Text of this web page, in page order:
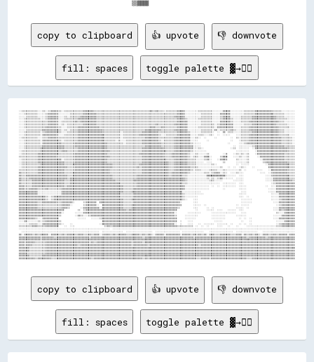
copy to clipboard 👍 upvote 👎 downvote
fill: spaces toggle palette ▓→✊🏽
░░▒▒▒▒▒▒▒▒▒▒▒▒░░░░▒▒░░▒▒▓▓▓▓▒▒▒▒░░▒▒▒▒▒▒▒▒▒▒▒▒▒▒▓▓▓▓▓▓▓▓▒▒▒▒▒▒▒▒▒▒▒▒▒▒▒▒▒▒▒▒▒▒▒▒▒▒▒▒▒▒▒▒▒▒▒▒▒▒▒▒▒▒▓▓▒▒▓▓▒▒▒▒░░▒▒▒▒▒▒▒▒▓▓▓▓▓▓░░░░░░░░░░▒▒▒▒▒▒▒▒▒▒░░░░░░░░▓▓▓▓▓▓░░░░░░░░░░▒▒▒▒▒▒▒▒▓▓▓▓▓▓▓▓▓▓▓▓▒▒▒▒▒▒▒▒░░░░░░░░░░
░░░░▒▒▒▒▒▒▒▒▒▒░░░░░░▒▒▓▓▓▓▓▓▒▒░░░░░░░░▒▒▒▒▒▒▒▒▒▒▓▓▓▓▓▓▓▓▓▓▒▒▒▒▒▒▒▒▒▒▒▒▒▒▒▒▒▒▒▒▒▒▒▒▒▒▒▒▒▒▒▒▒▒▒▒▒▒▒▒▒▒▒▒▒▒▒▒▒▒▒▒▒▒▒▒▒▒▒▒▓▓▓▓▓▓░░░░░░░░░░░░▒▒▒▒▒▒▒▒░░░░░░▓▓▓▓▓▓▓▓░░░░░░░░░░▒▒▒▒▒▒▒▒▓▓▓▓▓▓▓▓▓▓▓▓▓▓▒▒▒▒▒▒▒▒░░░░░░░░
░░░░░░▒▒▒▒▒▒▒▒░░░░░░▒▒▓▓▓▓▓▓▒▒░░░░▒▒░░▒▒▒▒▒▒▒▒▓▓▓▓▓▓▓▓▓▓▓▓▒▒▒▒▒▒▒▒▒▒▒▒▒▒▒▒▒▒▒▒▒▒▒▒▒▒▒▒▒▒▒▒▒▒▒▒▒▒▒▒▒▒▒▒▒▒▒▒▒▒▒▒▒▒▒▒▒▒▓▓▓▓▓▓▓▓░░░░░░░░░░░░▒▒▒▒▒▒▒▒░░░░░░▒▒▓▓▓▓▓▓░░░░░░░░▒▒▒▒▒▒▒▒▓▓▓▓▓▓▓▓▓▓▓▓▓▓▓▓▓▓▒▒▒▒▒▒░░░░░░░░
░░░░▒▒▒▒▒▒▒▒▒▒▒▒░░░░▒▒▓▓▓▓▓▓▒▒░░░░▒▒▒▒▒▒▒▒▒▒▓▓▓▓▓▓▓▓▓▓▓▓▓▓▒▒▒▒▒▒▒▒▒▒▒▒▒▒▒▒▒▒▒▒▒▒▒▒▒▒▒▒▒▒▒▒▒▒▒▒▒▒▒▒▒▒▒▒▒▒▒▒▒▒▒▒▒▒▒▒▒▒▒▒▓▓▓▓▓▓▒▒░░░░░░░░▒▒▒▒▒▒▒▒▒▒░░░░░░▒▒▓▓▓▓▓▓▒▒░░░░░░▒▒▒▒▒▒▒▒▓▓▓▓▓▓▓▓▓▓▓▓▓▓▓▓▓▓▒▒▒▒▒▒▒▒░░░░░░
░░░░▒▒▒▒▒▒▒▒▒▒▒▒▒▒▒▒▒▒▓▓▓▓▓▓▒▒░░▒▒▒▒▒▒▒▒▒▒▓▓▒▒▓▓▓▓▓▓▓▓▓▓▓▓▒▒▒▒▒▒▒▒▒▒▒▒▒▒▒▒▒▒▒▒▒▒▒▒▒▒▒▒▒▒▒▒▒▒▒▒▒▒▒▒▒▒▒▒▒▒▒▒▒▒▒▒▒▒▒▒▒▒▒▒▓▓▓▓▓▓▓▓░░░░░░░░░░▒▒▒▒▒▒▒▒░░░░░░▓▓▓▓▓▓▓▓▒▒░░░░░░▒▒▒▒▒▒▓▓▓▓▓▓▓▓▓▓▓▓▓▓▓▓▓▓▓▓▓▓▒▒▒▒░░░░░░░░
░░░░▒▒▒▒▒▒▒▒▒▒▒▒▒▒▒▒▒▒▓▓▓▓▓▓▒▒░░▒▒░░▒▒▒▒▒▒▒▒▒▒▒▒▓▓▓▓▓▓▓▓▓▓▒▒▒▒▒▒▒▒▒▒▒▒▒▒▒▒▒▒▒▒▒▒▒▒▒▒▒▒▒▒▒▒▒▒▒▒▒▒▒▒▒▒▒▒▓▓▒▒▒▒▒▒▒▒▒▒▒▒▓▓▓▓▓▓▓▓▓▓░░░░░░░░░░▒▒▒▒▒▒▒▒▒▒░░▒▒▓▓▓▓▓▓▓▓▓▓░░░░░░░░▒▒▒▒▒▒▓▓▓▓▓▓▓▓▓▓▓▓▓▓▓▓▓▓▒▒▒▒▒▒▒▒░░░░░░
░░░░▒▒▒▒▒▒▒▒▒▒▒▒▒▒▒▒▓▓▓▓▓▓▓▓▒▒▒▒░░░░▒▒▒▒▒▒▒▒▓▓▓▓▓▓▓▓▓▓▓▓▓▓▓▓▒▒▒▒▒▒▒▒▒▒▒▒▒▒▒▒▒▒▒▒▒▒▒▒▒▒▒▒▒▒▒▒▒▒▒▒▒▒▓▓▓▓▒▒▒▒▓▓▒▒▒▒▒▒▒▒▒▒▓▓▓▓▓▓▓▓░░░░░░░░▒▒▒▒▒▒▒▒▒▒▒▒░░▓▓▓▓▓▓▓▓▓▓▓▓░░░░░░▒▒▒▒▒▒▓▓▓▓▓▓▓▓▓▓▓▓▓▓▓▓▓▓▓▓▓▓▒▒▒▒▒▒▒▒░░░░
░░░░░░▒▒▒▒▒▒▒▒▒▒▒▒▓▓▓▓▓▓▓▓▓▓▓▓▒▒░░▒▒░░▒▒▒▒▒▒▓▓▓▓▓▓▓▓▓▓▓▓▓▓▓▓▓▓▒▒▒▒▒▒▒▒▒▒▒▒▒▒▒▒▒▒▒▒▒▒▒▒▒▒▒▒▒▒▒▒▓▓▓▓▓▓▓▓▓▓▓▓▒▒▒▒▒▒▒▒▒▒▓▓▓▓▓▓▓▓▓▓░░░░░░░░░░▒▒▒▒▒▒▒▒░░▓▓░░▒▒▒▒▒▒▒▒▓▓▒▒░░░░▒▒▒▒▒▒▓▓▓▓▓▓▓▓▓▓▓▓▓▓▓▓▓▓▓▓▓▓▒▒▒▒░░░░░░░░
░░░░▒▒▒▒▒▒▒▒▒▒▒▒░░▒▒▓▓▓▓▓▓▓▓▓▓▒▒░░░░▒▒▒▒▒▒▒▒▓▓▓▓▓▓▓▓▓▓▓▓▓▓▓▓▓▓▒▒▒▒▒▒▒▒▒▒▒▒▒▒░░▒▒▒▒▒▒▒▒▒▒▒▒▒▒▓▓▓▓▓▓▓▓▓▓▓▓▒▒▒▒▒▒▒▒▒▒▒▒▒▒▓▓▓▓▓▓▓▓▒▒░░░░░░░░▒▒▒▒▒▒▒▒░░  ░░  ▓▓  ▒▒▒▒░░░░░░▒▒▒▒▒▒▒▒▓▓▓▓▓▓▓▓▓▓▓▓▓▓▓▓▓▓▓▓▒▒▒▒░░░░░░░░
░░░░▒▒▒▒▒▒▒▒▒▒▒▒░░▓▓▓▓▓▓▓▓▓▓▒▒░░░░▒▒▒▒▒▒▒▒▒▒▓▓▓▓▓▓▓▓▓▓▓▓▓▓▓▓▓▓▓▓▒▒▒▒▒▒▒▒▒▒▒▒░░▒▒▒▒▒▒▒▒▒▒▒▒▓▓▓▓▓▓▓▓▓▓▓▓▓▓▒▒░░░░▒▒▒▒▒▒▒▒▓▓▓▓▓▓▓▓▓▓░░░░░░▒▒▒▒░░░░▒▒░░  ░░  ░░░░░░    ░░░░▒▒▒▒▒▒▓▓▓▓▓▓▓▓▓▓▓▓▓▓▓▓▓▓▓▓▓▓▒▒▒▒▒▒▒▒░░░░
░░▒▒▒▒▒▒▒▒▒▒▒▒░░░░▒▒▒▒▓▓▓▓▓▓▒▒▒▒▒▒▒▒▒▒▒▒▒▒▒▒▓▓▓▓▓▓▓▓▓▓▓▓▓▓▓▓▓▓▓▓▒▒▒▒▒▒▒▒▒▒▒▒░░▒▒▒▒▒▒▒▒▒▒▒▒▒▒▒▒▓▓▓▓▓▓▓▓▓▓▒▒▒▒▒▒▒▒▒▒▒▒▓▓▓▓▓▓▓▓▓▓▓▓░░░░▒▒░░  ░░      ░░          ░░  ▒▒░░▒▒▒▒▒▒▓▓▓▓▓▓▓▓▓▓▓▓▓▓▓▓▓▓▓▓▓▓▓▓▒▒▒▒▒▒▒▒░░
░░░░▒▒▒▒▒▒▒▒▒▒▒▒░░▓▓▓▓▓▓▓▓▓▓▓▓▒▒░░▒▒▒▒▒▒▒▒▒▒▓▓▓▓▓▓▓▓▓▓▓▓▓▓▓▓▓▓▓▓▒▒▒▒▒▒▒▒░░▒▒░░░░▒▒▒▒▒▒▒▒▒▒▒▒▓▓▓▓▓▓▓▓▓▓▓▓▒▒░░▒▒▒▒▒▒▒▒▓▓▓▓▓▓▓▓▓▓▓▓░░░░░░      ░░                ░░    ░░▒▒▒▒▒▒▓▓▓▓▓▓▓▓▓▓▓▓▓▓▓▓▓▓▓▓▓▓▓▓▒▒▒▒▒▒▒▒░░
░░░░▒▒▒▒▒▒▒▒▒▒▒▒░░▓▓▓▓▓▓▓▓▓▓▓▓▓▓▒▒▒▒▒▒▒▒▒▒▓▓▓▓▓▓▓▓▓▓▓▓▓▓▓▓▓▓▓▓▓▓▓▓▒▒▒▒▒▒▒▒▒▒▒▒░░▒▒▒▒▒▒▒▒▒▒▒▒▓▓▓▓▓▓▓▓▓▓▓▓▓▓▒▒▒▒▒▒▒▒▒▒▓▓▓▓▓▓▓▓▓▓▓▓▒▒░░░░░░                    ░░      ░░░░▒▒▓▓▓▓▓▓▓▓▓▓▓▓▓▓▓▓▓▓▓▓▓▓▓▓▓▓▒▒▒▒▒▒▒▒░░
░░░░▒▒▒▒▒▒▒▒▒▒▒▒▒▒▓▓▓▓▓▓▓▓▓▓▓▓▓▓▓▓▒▒▒▒▒▒▒▒▓▓▓▓▓▓▓▓▓▓▓▓▓▓▓▓▓▓▓▓▓▓▓▓▒▒▒▒▒▒▒▒▒▒▒▒▒▒▒▒▒▒▒▒▒▒▒▒▒▒▒▒▓▓▓▓▓▓▓▓▓▓▓▓▒▒▒▒▒▒▒▒▒▒▓▓▓▓▓▓▓▓▓▓▓▓▓▓░░░░░░                        ░░  ░░░░░░░░░░▒▒▓▓▓▓▓▓▓▓▓▓▓▓▓▓▓▓▓▓▓▓▓▓▒▒▒▒▒▒▒▒
░░░░▒▒▒▒▒▒▒▒▒▒▒▒▓▓▓▓▓▓▓▓▓▓▓▓▓▓▓▓▓▓▒▒▒▒▒▒▒▒▒▒▓▓▓▓▓▓▓▓▓▓▓▓▓▓▓▓▓▓▓▓▓▓▒▒▒▒▒▒▒▒▒▒▒▒▒▒▒▒▒▒▒▒▒▒▒▒▒▒▓▓▓▓▓▓▓▓▓▓▓▓▓▓▓▓▒▒▒▒▒▒▒▒▓▓▓▓▓▓▓▓▓▓▓▓▓▓░░░░▒▒░░                    ░░▒▒  ░░░░░░░░  ░░▓▓▓▓▓▓▓▓▓▓▓▓▓▓▓▓▓▓▓▓▓▓▓▓▒▒▒▒▒▒
░░▒▒▒▒▒▒▒▒▒▒▒▒▒▒▓▓▓▓▓▓▓▓▓▓▓▓▓▓▒▒▓▓▓▓▒▒▒▒▒▒▒▒▓▓▓▓▓▓▓▓▓▓▓▓▓▓▓▓▓▓▓▓▓▓▓▓▒▒▒▒▒▒▒▒▒▒▒▒▒▒▒▒▒▒▒▒▒▒▒▒▓▓▓▓▓▓▓▓▓▓▓▓▓▓▓▓▓▓▒▒▒▒▒▒▓▓▓▓▓▓▓▓▓▓▓▓▒▒░░░░░░░░░░                      ░░░░░░░░░░    ░░▓▓▓▓▓▓▓▓▓▓▓▓▓▓▓▓▓▓▓▓▓▓▒▒▒▒▒▒
░░▒▒▒▒▒▒▒▒▒▒▒▒▓▓▓▓▓▓▓▓▓▓▓▓▓▓▓▓▒▒▒▒▒▒▒▒▒▒▒▒▓▓▓▓▓▓▓▓▓▓▓▓▓▓▓▓▓▓▓▓▓▓▓▓▒▒▒▒▒▒▒▒▒▒▒▒▒▒▒▒▒▒▒▒▒▒▒▒▓▓▓▓▓▓▓▓▓▓▓▓▓▓▓▓▓▓▒▒▒▒▒▒▓▓▓▓▓▓▓▓▓▓▓▓▒▒░░░░▒▒░░░░░░▒▒          ░░▒▒    ░░▒▒░░▒▒░░▒▒    ░░▓▓▓▓▓▓▓▓▓▓▓▓▓▓▓▓▓▓▓▓▒▒▒▒▒▒▒▒
▒▒▒▒▒▒▒▒▒▒▒▒▒▒▓▓▓▓▓▓▓▓▓▓▓▓▓▓▒▒▒▒▒▒▒▒▒▒▒▒▒▒▓▓▓▓▓▓▓▓▓▓▓▓▓▓▓▓▓▓▓▓▓▓▓▓▓▓▒▒▒▒▒▒▒▒▒▒▒▒▒▒▒▒▒▒▒▒▒▒▒▒▓▓▓▓▓▓▓▓▓▓▓▓▓▓▓▓▒▒▒▒▒▒▓▓▓▓▓▓▓▓▓▓▓▓▒▒░░▒▒▒▒░░░░▓▓██░░      ▒▒██▓▓    ░░░░▒▒░░░░▒▒      ░░▓▓▓▓▓▓▓▓▓▓▓▓▓▓▓▓▓▓▒▒▒▒▒▒▒▒
░░▒▒▒▒▒▒▒▒▒▒▒▒▓▓▓▓▓▓▓▓▓▓▓▓▓▓▓▓▓▓░░▒▒▒▒▒▒▒▒▓▓▓▓▓▓▓▓▓▓▓▓▓▓▓▓▓▓▓▓▓▓▓▓▒▒▒▒▒▒▒▒▒▒▒▒▒▒▒▒▒▒▒▒▒▒▒▒▒▒▓▓▓▓▓▓▓▓▓▓▓▓▓▓▓▓▓▓▒▒▒▒▒▒▓▓▓▓▓▓▓▓▓▓▒▒▒▒▒▒░░░░░░▒▒▓▓░░    ░░▓▓██▒▒      ▒▒░░░░░░▒▒        ░░▓▓▓▓▓▓▓▓▓▓▓▓▓▓▓▓▒▒▒▒▒▒▒▒
░░▒▒▒▒▒▒▒▒▒▒▒▒▓▓▓▓▓▓▓▓▓▓▓▓▓▓▓▓▓▓▓▓▒▒▒▒▒▒▒▒▓▓▓▓▓▓▓▓▓▓▓▓▓▓▓▓▓▓▓▓▓▓▓▓▒▒▒▒▒▒▒▒▒▒▒▒▒▒▒▒▒▒▒▒▒▒▒▒▒▒▓▓▓▓▓▓▓▓▓▓▓▓▓▓▓▓▓▓▓▓▒▒▒▒▓▓▓▓▓▓▓▓▓▓▒▒▒▒▒▒░░░░░░  ░░░░        ▒▒        ░░░░░░░░▒▒          ▒▒▓▓▓▓▓▓▓▓▓▓▓▓▓▓▓▓▒▒▒▒▒▒
░░▒▒▒▒▒▒▒▒▒▒▒▒▒▒▓▓▓▓▓▓▓▓▓▓▓▓▓▓▓▓▓▓▒▒▒▒▒▒▓▓▓▓▓▓▓▓▓▓▓▓▓▓▓▓▓▓▓▓▓▓▓▓▓▓▓▓▓▓▒▒▒▒▒▒▒▒▒▒▒▒▒▒▒▒▒▒▒▒▓▓▓▓▓▓▓▓▓▓▓▓▓▓▓▓▓▓▓▓▓▓▒▒▒▒▓▓▓▓▓▓▓▓▓▓▒▒▒▒▒▒░░░░░░░░░░░░▒▒░░              ░░  ░░░░░░            ░░▓▓▓▓▓▓▓▓▓▓▓▓▓▓▓▓▒▒▒▒
░░▒▒▒▒▒▒▒▒▒▒▒▒▓▓▓▓▓▓▓▓▓▓▓▓▓▓▓▓▓▓▓▓▓▓▒▒▒▒▒▒▓▓▓▓▓▓▓▓▓▓▓▓▓▓▓▓▓▓▓▓▓▓▓▓▓▓▓▓▒▒▒▒▒▒▒▒▒▒▒▒▒▒▒▒▒▒▓▓▒▒▓▓▓▓▓▓▓▓▓▓▓▓▓▓▓▓▓▓▓▓▒▒▒▒▓▓▓▓▓▓▓▓▓▓▓▓▒▒▒▒▒▒░░░░░░░░░░░░░░░░▒▒    ░░  ░░  ░░▒▒░░    ░░          ▓▓▓▓▓▓▓▓▓▓▓▓▓▓▓▓▒▒▒▒
▒▒▒▒▒▒▒▒▒▒▒▒▒▒▓▓▓▓▓▓▓▓▓▓▓▓▓▓▓▓▓▓▓▓▒▒▒▒▒▒▒▒▓▓▓▓▓▓▓▓▓▓▓▓▓▓▓▓▓▓▓▓▓▓▓▓▓▓▒▒▒▒▒▒▒▒▒▒▒▒▒▒▒▒▒▒▒▒▒▒▒▒▓▓▓▓▓▓▓▓▓▓▓▓▓▓▓▓▓▓▓▓▒▒▒▒▓▓▓▓▓▓▓▓▓▓▓▓▒▒░░▒▒▒▒░░░░░░▒▒▒▒▒▒░░░░▒▒░░░░░░░░░░▒▒  ░░        ░░░░    ░░▓▓▓▓▓▓▓▓▓▓▓▓▒▒▒▒▒▒
▓▓▒▒▒▒▒▒▒▒▒▒▒▒▓▓▓▓▓▓▓▓▓▓▓▓▓▓▓▓▓▓▓▓▒▒▒▒▒▒▓▓▓▓▓▓▓▓▓▓▓▓▓▓▓▓▓▓▓▓▓▓▓▓▓▓▓▓▒▒▒▒▒▒▒▒▒▒▒▒▒▒▒▒▒▒▒▒▒▒▒▒▓▓▓▓▓▓▓▓▓▓▓▓▓▓▓▓▓▓▓▓▒▒▓▓▓▓▓▓▓▓▓▓▓▓▒▒░░░░░░░░░░▒▒▒▒░░▒▒▓▓▓▓░░▒▒░░  ░░░░▒▒░░░░            ░░░░  ░░▒▒▓▓▓▓▓▓▓▓▓▓▒▒▒▒▒▒
▓▓▒▒▒▒▓▓▓▓▓▓▓▓▓▓▓▓▓▓▓▓▓▓▓▓▓▓▓▓▓▓▓▓▓▓▒▒▒▒▓▓▓▓▓▓▓▓▓▓▓▓▓▓▓▓▓▓▓▓▓▓▓▓▓▓▓▓▓▓▒▒▒▒▒▒▒▒▒▒▒▒▒▒▒▒▒▒▓▓▓▓▓▓▓▓▓▓▓▓▓▓▓▓▓▓▓▓▓▓▓▓▒▒▓▓▓▓▓▓▓▓▒▒▒▒░░░░░░░░░░░░░░██████████████░░░░░░░░  ░░░░                ░░░░▒▒▓▓▓▓▓▓▓▓▓▓▓▓▒▒▒▒
▓▓▒▒▒▒▒▒▓▓▓▓▓▓▓▓▓▓▓▓▓▓▓▓▓▓▓▓▓▓▓▓▓▓▓▓▒▒▓▓▓▓▓▓▓▓▓▓▓▓▓▓▓▓▓▓▓▓▓▓▓▓▓▓▓▓▓▓▓▓▒▒▒▒▒▒▒▒▒▒▒▒▒▒▒▒▒▒▓▓▓▓▓▓▓▓▓▓▓▓▓▓▓▓▓▓▓▓▓▓▓▓▓▓▓▓▓▓▓▓▓▓▓▓▒▒░░░░░░░░░░░░░░▒▒░░▒▒░░▒▒▓▓░░░░░░░░  ░░░░░░                ░░░░░░▓▓▓▓▓▓▓▓▓▓▓▓▒▒▒▒
▓▓▒▒▒▒▒▒▒▒▓▓▓▓▓▓▓▓▓▓▓▓▓▓▓▓▓▓▓▓▓▓▓▓▒▒▒▒▓▓▓▓▓▓▓▓▓▓▓▓▓▓▓▓▓▓▓▓▓▓▓▓▓▓▓▓▓▓▓▓▓▓▒▒▒▒▒▒▒▒▒▒▒▒▒▒▓▓▓▓▓▓▓▓▓▓▓▓▓▓▓▓▓▓▓▓▓▓▓▓▓▓▓▓▓▓▓▓▓▓▓▓▓▓▒▒░░░░░░░░░░░░░░░░▒▒▒▒░░░░░░        ░░░░░░░░                ░░░░░░▓▓▓▓▓▓▓▓▓▓▓▓▓▓▒▒
▓▓▒▒▒▒▒▒▒▒▓▓▓▓▓▓▓▓▓▓▓▓▓▓▓▓▓▓▓▓▓▓▓▓▒▒▒▒▓▓▓▓▓▓▓▓▓▓▓▓▓▓▓▓▓▓▓▓▓▓▓▓▓▓▓▓▓▓▓▓▓▓▓▓▓▓▒▒▒▒▒▒▒▒▒▒▒▒▓▓▓▓▓▓▓▓▓▓▓▓▓▓▓▓▓▓▓▓▓▓▓▓▓▓▓▓▓▓▓▓▓▓▒▒▒▒░░░░░░░░░░░░░░░░░░░░░░░░  ░░░░░░░░░░  ░░░░                    ░░▒▒▓▓▓▓▓▓▓▓▓▓▓▓▓▓
▓▓▓▓▒▒▒▒▒▒▓▓▓▓▓▓▓▓▓▓▓▓▓▓▓▓▓▓▓▓▓▓▓▓▒▒▓▓▓▓▓▓▓▓▓▓▓▓▓▓▓▓▓▓▓▓▓▓▓▓▓▓▓▓▓▓▓▓▓▓▓▓▓▓▓▓▓▓▒▒▒▒▒▒▒▒▒▒▓▓▓▓▓▓▓▓▓▓▓▓▓▓▓▓▓▓▓▓▓▓▓▓▓▓▓▓▓▓▓▓▓▓▓▓░░░░░░░░░░░░░░░░░░  ░░  ░░  ░░░░░░░░░░  ░░░░░░              ░░  ░░░░▓▓▓▓▓▓▓▓▓▓▓▓▓▓
▓▓▓▓▒▒▒▒▓▓▓▓▓▓▒▒▒▒▒▒▓▓▒▒▒▒▒▒▒▒▒▒▓▓▓▓▓▓▓▓▓▓▓▓▓▓▓▓▓▓▓▓▓▓▓▓▓▓▓▓▓▓▓▓▓▓▓▓▓▓▓▓▓▓▓▓▓▓▒▒▒▒▒▒▒▒▓▓▓▓▓▓▓▓▓▓▓▓▓▓▓▓▓▓▓▓▓▓▓▓▓▓▓▓▓▓▓▓▓▓▓▓▓▓░░░░░░░░░░░░░░░░░░          ░░          ░░░░░░                ░░░░░░▓▓▓▓▓▓▓▓▓▓▓▓▓▓
▓▓▓▓▓▓▓▓▓▓▓▓▓▓░░░░░░░░░░░░░░░░░░▓▓▓▓▓▓▓▓▓▓▓▓▓▓▓▓▓▓▓▓▓▓▓▓▓▓▓▓▓▓▓▓▓▓▓▓▓▓▓▓▓▓▓▓▓▓▒▒▒▒▒▒▓▓▓▓▓▓▓▓▓▓▓▓▓▓▓▓▓▓▓▓▓▓▓▓▓▓▓▓▓▓▓▓▓▓▓▓▓▓░░░░░░░░░░░░░░                              ░░░░                ░░░░░░▓▓▓▓▓▓▓▓▓▓▓▓▓▓
▓▓▓▓▓▓▓▓▓▓▓▓▓▓░░░░░░░░░░░░░░░░░░▓▓▓▓▓▓▓▓▓▓▓▓▓▓▓▓▓▓▓▓▓▓▓▓▓▓▓▓▓▓▓▓▓▓▓▓▓▓▓▓▓▓▓▓▒▒▒▒▒▒▒▒▒▒▓▓▓▓▓▓▓▓▓▓▓▓▓▓▓▓▓▓▓▓▓▓▓▓▓▓▓▓▓▓▓▓▓▓▓▓▒▒░░░░░░░░░░░░░░                          ░░░░░░                  ░░░░░░▓▓▓▓▓▓▓▓▓▓▓▓
▓▓▓▓▓▓▓▓▓▓▓▓▓▓▓▓▓▓▓▓▒▒░░▒▒▓▓▓▓▓▓▓▓▓▓▓▓▓▓▓▓▓▓▓▓▓▓▓▓▓▓▓▓▓▓▓▓▓▓▓▓▓▓▓▓▓▓▓▓▓▓▓▓▓▓▒▒▒▒▒▒▒▒▒▒▓▓▓▓▓▓▓▓▓▓▓▓▓▓▓▓▓▓▓▓▓▓▓▓▓▓▓▓▓▓▓▓▓▓▓▓▒▒░░░░░░░░░░                              ░░░░  ░░                ░░░░░░▓▓▓▓▓▓▓▓▓▓▓▓
▓▓▓▓▓▓▓▓▓▓▓▓▓▓▓▓▓▓▓▓▒▒░░▒▒▓▓▓▓▓▓▓▓▓▓▓▓▓▓▓▓▓▓▓▓▓▓▓▓▓▓▓▓▓▓▓▓▓▓▓▓▓▓▓▓▓▓▓▓▓▓▓▓▓▓▓▓▒▒▒▒▒▒▓▓▓▓▓▓▓▓▓▓▓▓▓▓▓▓▓▓▓▓▓▓▓▓▓▓▓▓▓▓▓▓▓▓▓▓▓▓▒▒░░    ░░░░                                ░░░░░░░░              ░░░░░░▒▒▓▓▓▓▓▓▓▓▓▓
▓▓▓▓▓▓▓▓▓▓▓▓▓▓▒▒▒▒▓▓▓▓▓▓▓▓▓▓▒▒▒▒▓▓▓▓▓▓▓▓░░      ▒▒▓▓▓▓▓▓▓▓  ▓▓▓▓▓▓▓▓▓▓▓▓▓▓▓▓▓▓▒▒▒▒▒▒▒▒▓▓▓▓▓▓▓▓▓▓▓▓▓▓▓▓▓▓▓▓▓▓▓▓▓▓▓▓▓▓▓▓▓▓░░        ░░░░                                ░░░░░░░░                ░░░░▓▓▓▓▓▓▓▓▓▓▓▓
▓▓▓▓▓▓▓▓▓▓▓▓▓▓▒▒▒▒▒▒▒▒▒▒▒▒▒▒▒▒▒▒▓▓▓▓▓▓░░        ▒▒▓▓▓▓▓▓▓▓░░  ▓▓▓▓▓▓▓▓▓▓▓▓▓▓▓▓▒▒▒▒▒▒▓▓▓▓▓▓▓▓▓▓▓▓▓▓▓▓▓▓▓▓▓▓▓▓▓▓▓▓▓▓▓▓▓▓▓▓▒▒        ░░░░░░  ░░                      ░░  ░░░░░░                    ░░▒▒▓▓▓▓▓▓▓▓▓▓
▓▓▓▓▓▓▓▓▓▓▓▓▓▓▒▒▒▒▒▒▒▒▒▒▒▒▒▒▒▒▒▒▓▓▓▓▒▒        ░░▓▓▓▓▓▓▓▓▓▓▓▓░░▓▓▓▓▓▓▓▓▓▓▓▓▓▓▓▓▒▒▒▒▒▒▓▓▓▓▓▓▓▓▓▓▓▓▓▓▓▓▓▓▓▓▓▓▓▓▓▓▓▓▓▓▓▓▓▓▒▒          ░░░░      ░░  ░░                ░░░░░░  ░░                  ░░░░▓▓▓▓▓▓▓▓▓▓▓▓
▓▓▓▓▓▓▓▓▓▓▓▓▓▓▓▓▓▓▓▓▓▓▓▓▓▓▓▓▓▓▓▓▓▓          ▒▒  ▒▒▓▓▓▓▓▓▓▓▓▓▓▓▓▓▓▓▓▓▓▓▓▓▓▓▓▓▓▓▓▓▒▒▓▓▓▓▓▓▓▓▓▓▓▓▓▓▓▓▓▓▓▓▓▓▓▓▓▓▓▓▓▓▓▓▓▓▓▓              ░░      ░░░░░░  ░░░░    ░░░░░░  ░░░░                      ░░░░▓▓▒▒▓▓▓▓▓▓▓▓
▓▓▓▓▓▓▓▓▓▓▓▓▓▓▓▓▓▓▓▓▓▓▓▓▓▓▓▓▓▓▓▓░░        ░░░░░░▓▓▓▓▓▓▓▓▓▓▓▓▓▓▓▓▓▓▓▓▓▓▓▓▓▓▓▓▓▓▓▓▓▓▓▓▓▓▓▓▓▓▓▓▓▓▓▓▓▓▓▓▓▓▓▓▓▓▓▓▓▓▓▓▓▓▓▓░░        ░░░░░░░░░░        ░░░░░░░░░░░░░░░░░░    ░░░░                      ▒▒░░░░▓▓▓▓▓▓▓▓
▓▓▓▓▓▓▓▓▓▓▓▓▓▓▓▓▓▓▓▓▓▓▓▓▓▓▓▓▓▓▒▒          ░░▓▓▒▒░░░░▒▒▓▓▓▓▓▓▓▓▓▓▓▓▓▓▓▓▓▓▓▓▓▓▓▓▓▓▓▓▓▓▓▓▓▓▓▓▓▓▓▓▓▓▓▓▓▓▓▓▓▓▓▓▓▓▓▓▓▓▓▓▓▓▒▒      ░░░░░░░░░░          ░░░░░░░░░░        ░░░░░░░░                    ░░░░░░▓▓▓▓▓▓▓▓▓▓
▓▓▓▓▓▓▓▓▓▓▓▓▒▒░░░░▓▓▓▓▓▓▓▓▓▓▓▓              ░░░░░░    ░░░░░░▒▒▓▓▓▓▓▓▓▓▓▓▓▓▓▓▓▓▓▓▓▓▓▓▓▓▓▓▓▓▓▓▓▓▓▓▓▓▓▓▓▓▓▓▓▓▓▓▓▓▓▓▓▓▓▓▓▓      ░░░░░░░░            ░░░░░░░░░░          ░░  ░░  ░░                ░░░░▓▓▓▓▓▓▓▓▓▓▓▓
░░░░▓▓░░░░░░░░▒▒░░▒▒▓▓▓▓▓▓▓▓▓▓▒▒                              ▓▓▓▓▓▓▓▓▓▓▓▓▓▓▓▓▓▓▓▓▓▓▓▓▓▓▓▓▓▓▓▓▓▓▓▓▓▓▓▓▓▓▓▓▓▓▓▓▓▓▓▓▓▓▓▓  ░░    ░░░░                ░░░░░░              ░░    ░░                  ░░░░░░▓▓▓▓▓▓▓▓
░░░░░░░░▒▒▒▒▒▒░░░░▓▓▓▓▓▓▓▓▓▓▓▓▒▒░░    ░░                    ░░▓▓▓▓▓▓▓▓▓▓▓▓▓▓▓▓▓▓▓▓▓▓▓▓▓▓▓▓▓▓▓▓▓▓▓▓▓▓▓▓▓▓▓▓▓▓▓▓▓▓▓▓▓▓░░  ░░    ░░░░    ░░  ░░░░░░░░  ░░░░░░░░  ░░    ░░  ░░  ░░                  ░░▒▒▓▓▓▓▓▓▓▓▓▓
▒▒▒▒▒▒▒▒▒▒▓▓▓▓▒▒▒▒▒▒▓▓▓▓▓▓▓▓▓▓    ░░  ░░░░                      ▒▒▓▓▒▒▓▓▓▓▓▓▓▓▓▓▓▓▓▓▓▓▓▓▓▓▓▓▓▓▓▓▓▓▓▓▓▓▓▓▓▓▓▓▓▓▓▓▓▓▓▓▓▓▒▒▒▒▒▒▒▒▒▒▒▒  ░░  ░░  ░░      ░░░░    ░░    ░░      ░░░░░░░░░░░░░░░░░░░░░░▒▒▒▒▓▓▓▓▓▓▓▓▓▓
░░░░░░░░░░░░░░░░░░░░░░░░░░░░░░░░░░░░░░░░░░░░░░░░░░░░░░░░░░░░░░░░░░░░  ░░░░░░░░░░░░░░░░░░░░░░░░░░░░░░░░░░░░░░░░░░░░░░░░░░░░░░░░░░░░░░░░░░░░░░░░░░░░░░░░░░░░░░░░░░░░░░░░░░░░░░░░░░░░░░░░░░░░░░░░░░░░░░░░░░░░░░░░
  ░░░░░░░░░░░░░░░░░░░░░░░░░░░░░░░░░░░░░░░░░░░░░░░░░░░░░░░░░░  ░░░░░░░░░░░░░░░░  ░░░░░░░░░░░░░░░░░░░░  ░░░░░░░░░░░░░░░░░░  ░░░░░░░░░░░░░░░░    ░░░░░░░░░░░░░░░░░░  ░░░░░░░░░░░░░░░░    ░░░░░░░░░░░░░░░░░░░░░░░░
▓▓░░▓▓▓▓▓▓▒▒▓▓▒▒▓▓▓▓▓▓░░▓▓▓▓▓▓▒▒▓▓▒▒▓▓▓▓▓▓▒▒▓▓▓▓▒▒▒▒▓▓▒▒▓▓▓▓░░▒▒▓▓▓▓▒▒▓▓▒▒▓▓▓▓▓▓▒▒▒▒▓▓▓▓▓▓▒▒▓▓▒▒▓▓▒▒░░▓▓▓▓▓▓░░▓▓▓▓▓▓▓▓▓▓░░▓▓▓▓▓▓▒▒▓▓▒▒▓▓▒▒▓▓░░▓▓▓▓▒▒▒▒▓▓▓▓▓▓▓▓▒▒▒▒▓▓▓▓░░▓▓▒▒▓▓▒▒▓▓▒▒░░▓▓▓▓▒▒▒▒▓▓▒▒▓▓▓▓▓▓░░▓▓▓▓
▓▓▓▓▓▓▓▓▓▓▓▓▓▓▓▓▒▒▓▓▓▓▓▓▓▓▒▒▓▓▓▓▓▓▓▓▓▓▓▓▓▓▓▓▓▓▓▓▓▓▓▓▒▒▓▓▓▓▓▓▓▓▓▓▓▓▓▓▓▓▓▓▓▓▓▓▓▓▓▓▓▓▓▓▓▓▓▓▓▓▓▓▒▒▓▓▓▓▓▓▓▓▓▓▓▓▓▓▓▓▓▓▓▓▓▓▓▓▓▓▓▓▓▓▓▓▓▓▓▓▒▒▓▓▓▓▓▓▓▓▓▓▓▓▓▓▓▓▓▓▓▓▓▓▓▓▓▓▓▓▓▓▓▓▓▓▓▓▓▓▒▒▓▓▓▓▓▓▓▓▓▓▓▓▒▒▓▓▓▓▓▓▓▓▓▓▓▓▓▓▓▓▓▓▓▓
▓▓▓▓▓▓▓▓▓▓▓▓▓▓▓▓▒▒▓▓▓▓▓▓▓▓▓▓▓▓▓▓▓▓▓▓▓▓▓▓▓▓▓▓▓▓▓▓▓▓▓▓▓▓▓▓▓▓▓▓▓▓▓▓
copy to clipboard 👍 upvote 👎 downvote
fill: spaces toggle palette ▓→✊🏽